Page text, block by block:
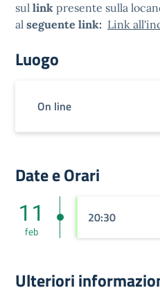
sul link presente sulla
al seguente link: Link
Luogo
On line
Date e Orari
11
feb
20:30
Ulteriori